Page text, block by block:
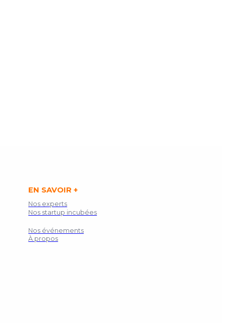
EN SAVOIR +
Nos événements
Nos startup incubées
Nos experts
À propos